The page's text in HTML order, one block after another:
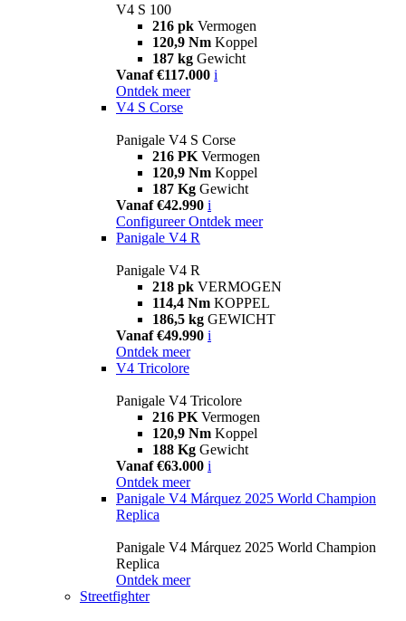
V4 S 100
216 pk Vermogen
120,9 Nm Koppel
187 kg Gewicht
Vanaf €117.000 i
Ontdek meer
V4 S Corse
Panigale V4 S Corse
216 PK Vermogen
120,9 Nm Koppel
187 Kg Gewicht
Vanaf €42.990 i
Configureer Ontdek meer
Panigale V4 R
Panigale V4 R
218 pk VERMOGEN
114,4 Nm KOPPEL
186,5 kg GEWICHT
Vanaf €49.990 i
Ontdek meer
V4 Tricolore
Panigale V4 Tricolore
216 PK Vermogen
120,9 Nm Koppel
188 Kg Gewicht
Vanaf €63.000 i
Ontdek meer
Panigale V4 Márquez 2025 World Champion
Replica
Panigale V4 Márquez 2025 World Champion
Replica
Ontdek meer
Streetfighter